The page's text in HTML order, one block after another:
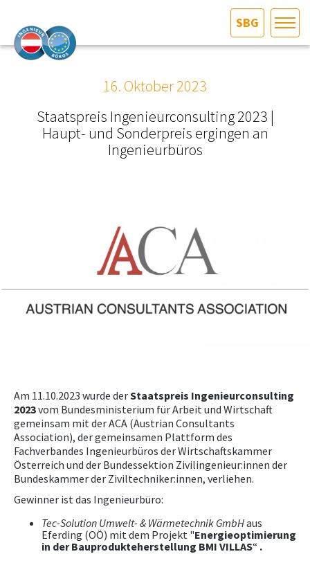
SBG
DAS INGENIEURBÜRO
SERVICE
16. Oktober 2023
Staatspreis Ingenieurconsulting 2023 |
Haupt- und Sonderpreis ergingen an
Ingenieurbüros
Am 11.10.2023 wurde derStaatspreis Ingenieurconsulting
2023vom Bundesministerium für Arbeit und Wirtschaft
gemeinsam mit der ACA (Austrian Consultants
Association), der gemeinsamen Plattform des
Fachverbandes Ingenieurbüros der Wirtschaftskammer
Österreich und der Bundessektion Zivilingenieur:innen der
Bundeskammer der Ziviltechniker:innen, verliehen.
Gewinner ist das Ingenieurbüro:
Tec-Solution Umwelt- & Wärmetechnik GmbHaus
Eferding (OÖ) mit dem Projekt "Energieoptimierung
in der Bauprodukteherstellung BMI VILLAS“ .